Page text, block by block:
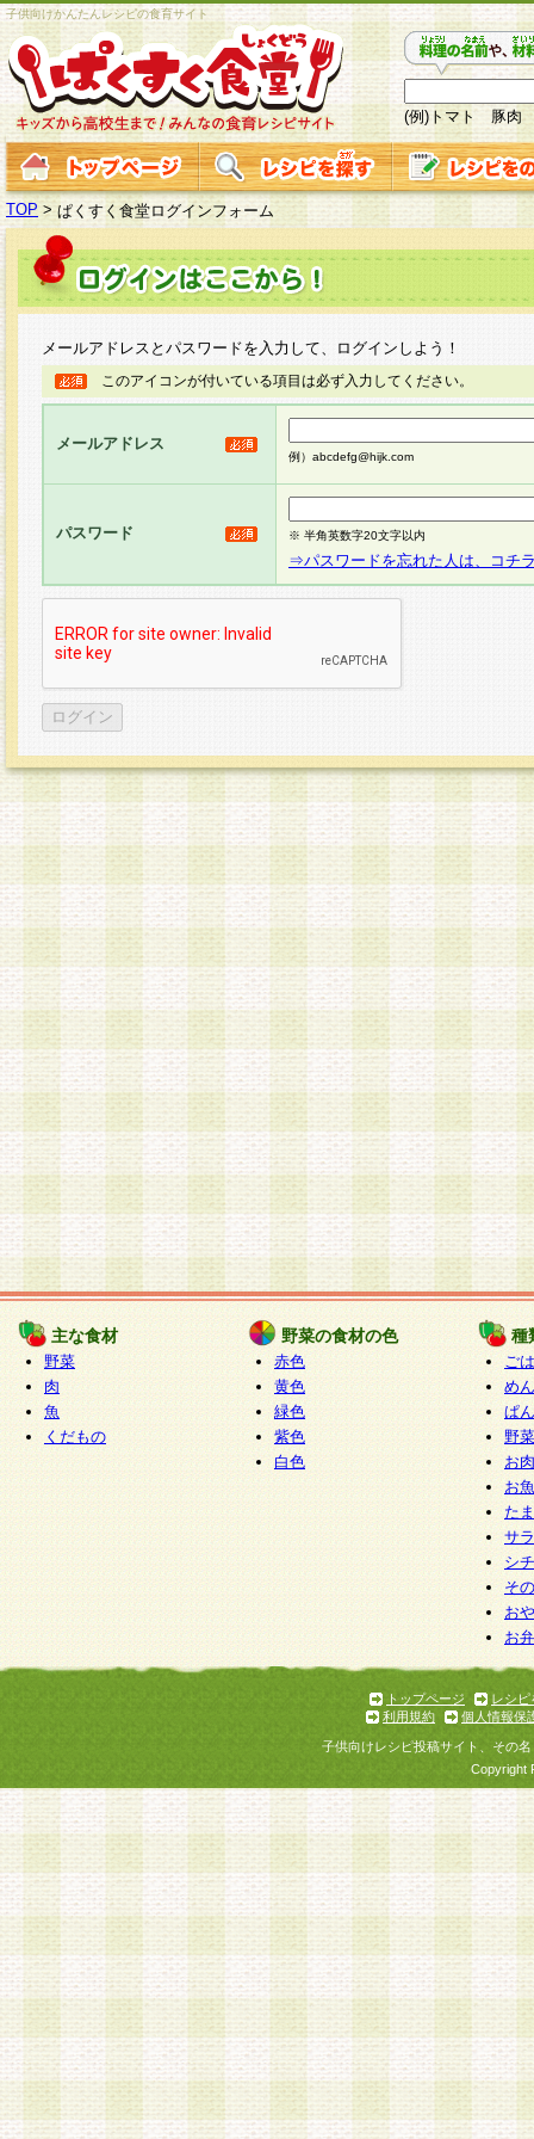
子供向けかんたんレシピの食育サイト
(例)トマト 豚肉
TOP > ぱくすく食堂ログインフォーム
メールアドレスとパスワードを入力して、ログインしよう！
このアイコンが付いている項目は必ず入力してください。
メールアドレス
例）abcdefg@hijk.com
パスワード ※ 半角英数字20文字以内
⇒パスワードを忘れた人は、コチ
主な食材
野菜
肉
魚
くだもの
野菜の食材の色
赤色
黄色
緑色
紫色
白色
種
ご
めん
ぱん
野
お
お
た
サ
シ
そ
お
お
トップページ
レシピ
利用規約
個人情報保
子供向けレシピ投稿サイト、その
Copyright